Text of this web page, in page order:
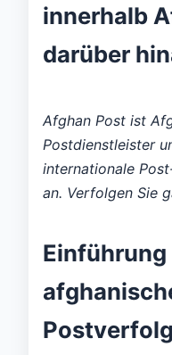
innerhalb
darüber
Afghan Post ist
Postdienstleister
internationale
an. Verfolgen Sie
Einführung